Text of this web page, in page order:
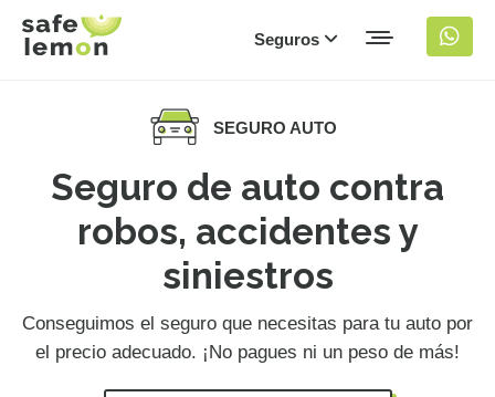
Seguros
SEGURO AUTO
Seguro de auto contra
robos, accidentes y
siniestros
Conseguimos el seguro que necesitas para tu auto por
el precio adecuado. ¡No pagues ni un peso de más!